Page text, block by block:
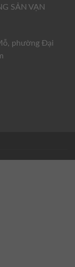
SẢN VẠN
phường Đại